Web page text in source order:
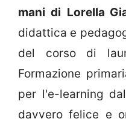
mani di Lorella
didattica e
del corso di
Formazione
per l'e-learning
davvero felice e